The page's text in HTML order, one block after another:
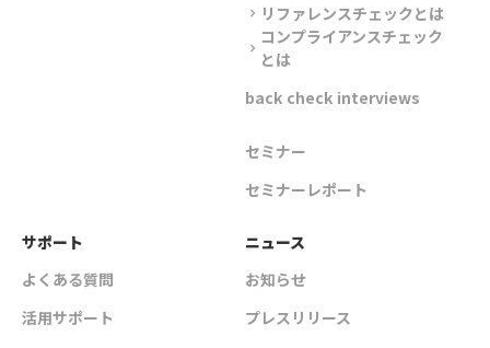
chevron_right リファレンスチェックとは
chevron_right
コンプライアンスチェック
とは
back check interviews
セミナー
セミナーレポート
サポート
よくある質問
活用サポート
ニュース
お知らせ
プレスリリース